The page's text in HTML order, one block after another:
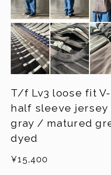
T/f Lv3 loose fit
half sleeve jersey
gray / matured
dyed
¥15,400